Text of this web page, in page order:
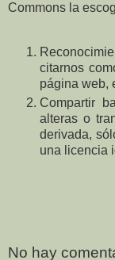
Commons la
citarnos
página web,
Compartir
alteras o
derivada,
una licencia
No hay